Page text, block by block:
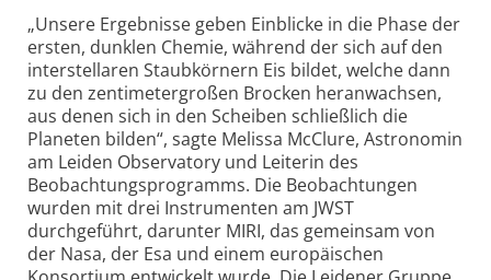
„Unsere Ergebnisse geben Einblicke in die Phase der
ersten, dunklen Chemie, während der sich auf den
interstellaren Staubkörnern Eis bildet, welche dann
zu den zentimetergroßen Brocken heranwachsen,
aus denen sich in den Scheiben schließlich die
Planeten bilden“, sagte Melissa McClure, Astronomin
am Leiden Observatory und Leiterin des
Beobachtungs­programms. Die Beobachtungen
wurden mit drei Instrumenten am JWST
durchgeführt, darunter MIRI, das gemeinsam von
der Nasa, der Esa und einem europäischen